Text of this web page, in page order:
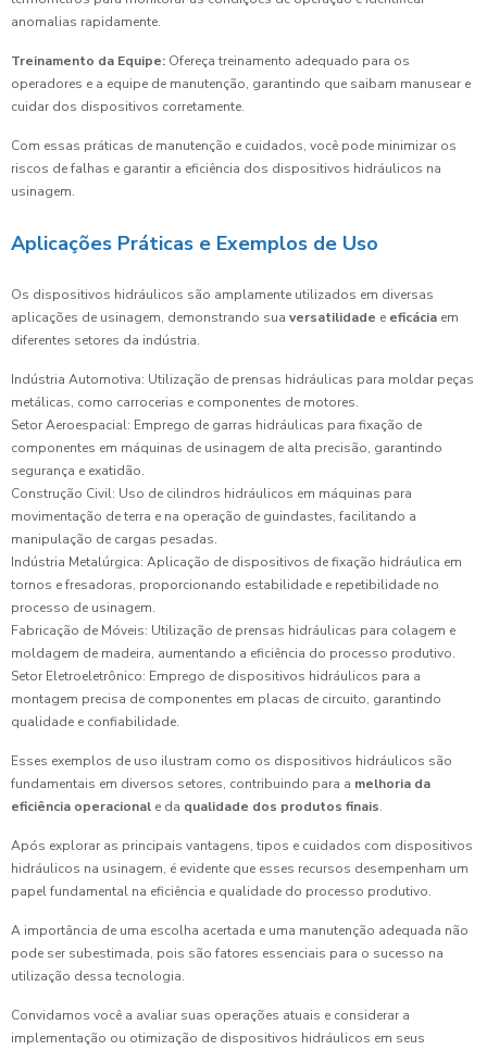
anomalias rapidamente.
Treinamento da Equipe: Ofereça treinamento adequado para os
operadores e a equipe de manutenção, garantindo que saibam manusear e
cuidar dos dispositivos corretamente.
Com essas práticas de manutenção e cuidados, você pode minimizar os
riscos de falhas e garantir a eficiência dos dispositivos hidráulicos na
usinagem.
Aplicações Práticas e Exemplos de Uso
Os dispositivos hidráulicos são amplamente utilizados em diversas
aplicações de usinagem, demonstrando sua versatilidade e eficácia em
diferentes setores da indústria.
Indústria Automotiva: Utilização de prensas hidráulicas para moldar peças
metálicas, como carrocerias e componentes de motores.
Setor Aeroespacial: Emprego de garras hidráulicas para fixação de
componentes em máquinas de usinagem de alta precisão, garantindo
segurança e exatidão.
Construção Civil: Uso de cilindros hidráulicos em máquinas para
movimentação de terra e na operação de guindastes, facilitando a
manipulação de cargas pesadas.
Indústria Metalúrgica: Aplicação de dispositivos de fixação hidráulica em
tornos e fresadoras, proporcionando estabilidade e repetibilidade no
processo de usinagem.
Fabricação de Móveis: Utilização de prensas hidráulicas para colagem e
moldagem de madeira, aumentando a eficiência do processo produtivo.
Setor Eletroeletrônico: Emprego de dispositivos hidráulicos para a
montagem precisa de componentes em placas de circuito, garantindo
qualidade e confiabilidade.
Esses exemplos de uso ilustram como os dispositivos hidráulicos são
fundamentais em diversos setores, contribuindo para a melhoria da
eficiência operacional e da qualidade dos produtos finais.
Após explorar as principais vantagens, tipos e cuidados com dispositivos
hidráulicos na usinagem, é evidente que esses recursos desempenham um
papel fundamental na eficiência e qualidade do processo produtivo.
A importância de uma escolha acertada e uma manutenção adequada não
pode ser subestimada, pois são fatores essenciais para o sucesso na
utilização dessa tecnologia.
Convidamos você a avaliar suas operações atuais e considerar a
implementação ou otimização de dispositivos hidráulicos em seus